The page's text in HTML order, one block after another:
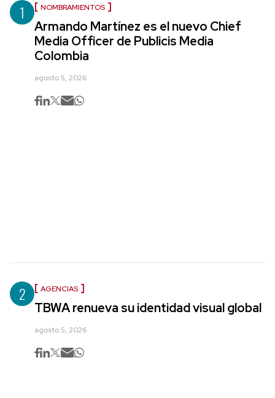
1 NOMBRAMIENTOS
Armando Martínez es el nuevo Chief
Media Officer de Publicis Media
Colombia
agosto 5, 2026
2 AGENCIAS
TBWA renueva su identidad visual global
agosto 5, 2026